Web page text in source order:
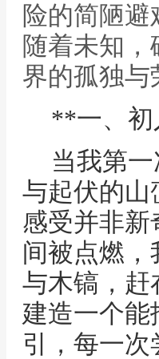
险的简陋
随着未知
界的孤独
**一、初
当我第
与起伏的山
感受并非新
间被点燃
与木镐，赶
建造一个能
引，每一